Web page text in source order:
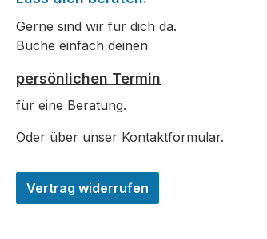
Gerne sind wir für dich da.
Buche einfach deinen
persönlichen Termin
für eine Beratung.
Oder über unser Kontaktformular.
Vertrag widerrufen